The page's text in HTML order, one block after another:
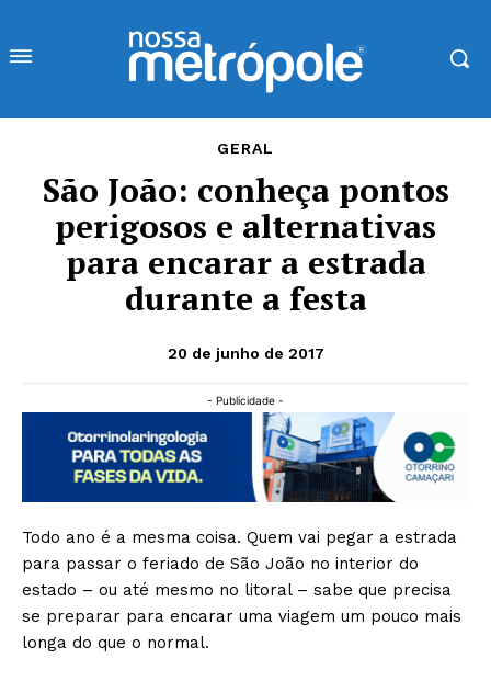
GERAL
São João: conheça pontos
perigosos e alternativas
para encarar a estrada
durante a festa
20 de junho de 2017
- Publicidade -
Todo ano é a mesma coisa. Quem vai pegar a estrada
para passar o feriado de São João no interior do
estado – ou até mesmo no litoral – sabe que precisa
se preparar para encarar uma viagem um pouco mais
longa do que o normal.